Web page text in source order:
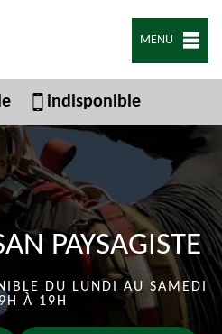
MENU
indisponible
PAYSAGISTE
DU LUNDI AU SAMEDI
À 19H